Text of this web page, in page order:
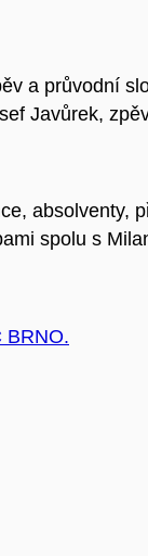
a průvodní
Javůrek,
absolventy,
spolu s
BRNO.